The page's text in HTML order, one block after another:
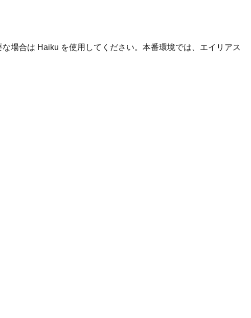
場合は Haiku を使用してください。本番環境では、エイリアス